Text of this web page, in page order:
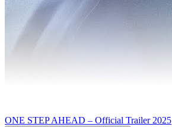
ONE STEP AHEAD – Official Trailer 2025